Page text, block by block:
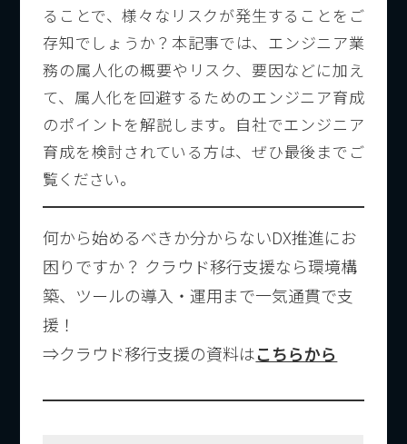
ることで、様々なリスクが発生することをご
存知でしょうか？本記事では、エンジニア業
務の属人化の概要やリスク、要因などに加え
て、属人化を回避するためのエンジニア育成
のポイントを解説します。自社でエンジニア
育成を検討されている方は、ぜひ最後までご
覧ください。
何から始めるべきか分からないDX推進にお
困りですか？ クラウド移行支援なら環境構
築、ツールの導入・運用まで一気通貫で支
援！
⇒クラウド移行支援の資料はこちらから